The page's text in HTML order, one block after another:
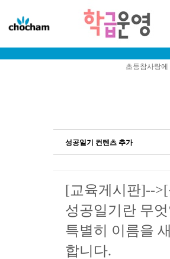
초등참사랑
성공일기 컨텐츠 추가
[교육게시판]--
성공일기란 무
특별히 이름을
합니다.